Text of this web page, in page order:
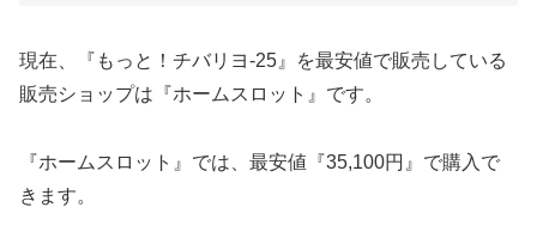
現在、『もっと！チバリヨ-25』を最安値で販売している
販売ショップは『ホームスロット』です。
『ホームスロット』では、最安値『35,100円』で購入で
きます。